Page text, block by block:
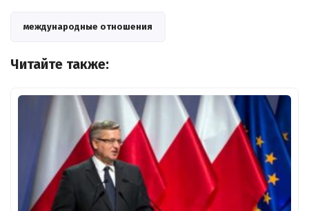
международные отношения
Читайте также: